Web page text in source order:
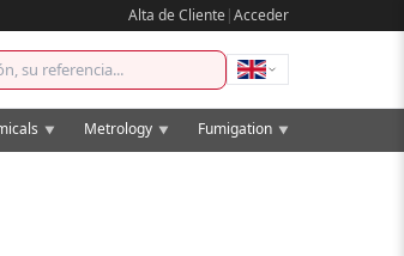
Alta de Cliente|Acceder
▼ Metrology ▼ Fumigation ▼